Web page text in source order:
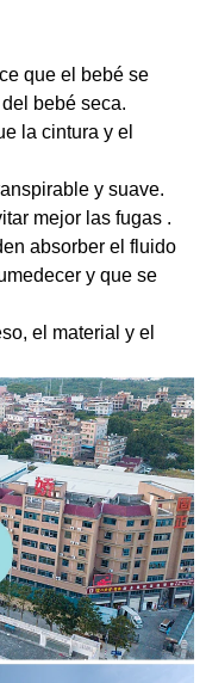
que el bebé se
bebé seca.
la cintura y el
y suave.
mejor las fugas .
absorber el fluido
y que se
el material y el